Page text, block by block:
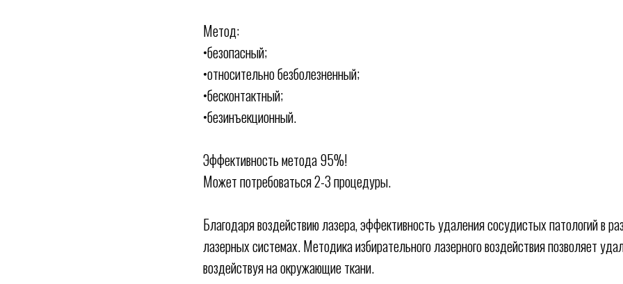
Метод:
•безопасный;
•относительно безболезненный;
•бесконтактный;
•безинъекционный.
Эффективность метода 95%!
Может потребоваться 2-3 процедуры.
Благодаря воздействию лазера, эффективность удаления сосудистых патологий в
лазерных системах. Методика избирательного лазерного воздействия позволяет
воздействуя на окружающие ткани.